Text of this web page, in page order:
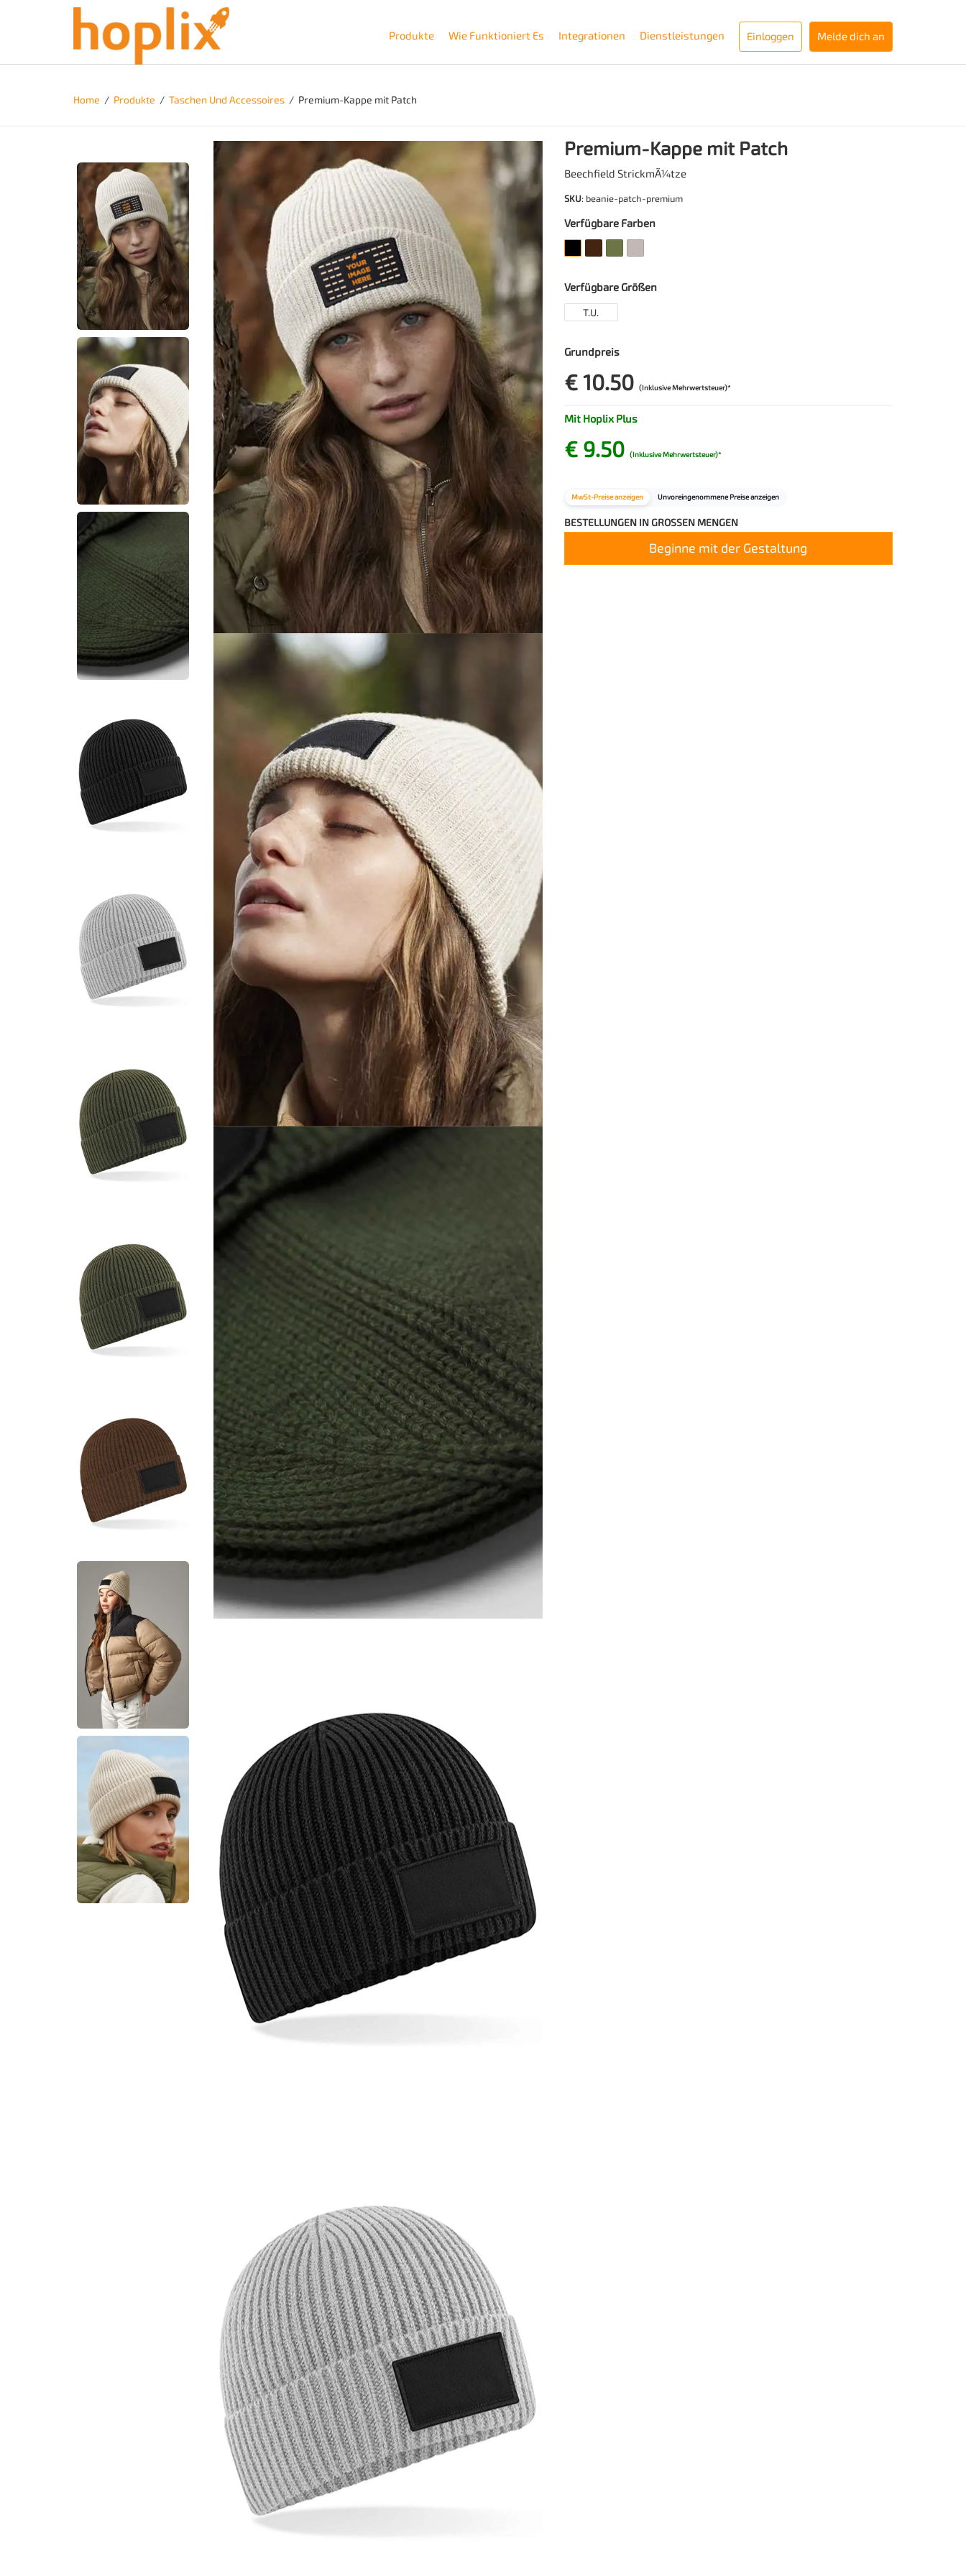
Produkte Wie Funktioniert Es Integrationen Dienstleistungen Einloggen Melde dich an
Home / Produkte / Taschen Und Accessoires / Premium-Kappe mit Patch
Premium-Kappe mit Patch
Beechfield StrickmÃ¼tze
SKU: beanie-patch-premium
Verfügbare Farben
Verfügbare Größen
T.U.
Grundpreis
€ 10.50 (Inklusive Mehrwertsteuer)*
Mit Hoplix Plus
€ 9.50 (Inklusive Mehrwertsteuer)*
MwSt-Preise anzeigen Unvoreingenommene Preise anzeigen
BESTELLUNGEN IN GROSSEN MENGEN
Beginne mit der Gestaltung